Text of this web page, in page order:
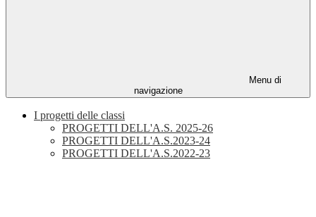
Menu di
navigazione
I progetti delle classi
PROGETTI DELL'A.S. 2025-26
PROGETTI DELL'A.S.2023-24
PROGETTI DELL'A.S.2022-23